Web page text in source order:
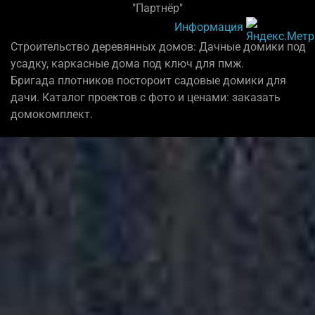
"Партнёр"
Информация
Строительство деревянных домов: Дачные домики под
усадку, каркасные дома под ключ для пмж.
Бригада плотников постороит садовые домики для
дачи. Каталог проектов с фото и ценами: заказать
домокомплект.